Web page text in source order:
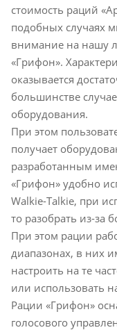
стоимость раций
подобных случаях
внимание на нашу
«Грифон».
оказывается
большинстве
оборудования.
При этом
получает
разработанным
«Грифон» удобно
Walkie-Talkie, при
то разобрать из-за
При этом рации
диапазонах, в них
настроить на те
или использовать
Рации «Грифон»
голосового